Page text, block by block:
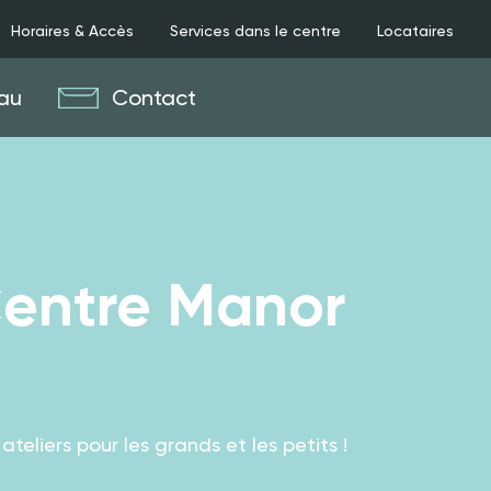
Horaires & Accès Services dans le centre Locataires
Contact
Manor
pour les grands et les petits !